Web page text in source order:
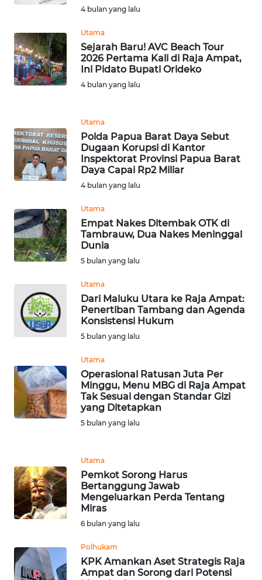
4 bulan yang lalu
Utama
Sejarah Baru! AVC Beach Tour
2026 Pertama Kali di Raja Ampat,
Ini Pidato Bupati Orideko
4 bulan yang lalu
Utama
Polda Papua Barat Daya Sebut
Dugaan Korupsi di Kantor
Inspektorat Provinsi Papua Barat
Daya Capai Rp2 Miliar
4 bulan yang lalu
Utama
Empat Nakes Ditembak OTK di
Tambrauw, Dua Nakes Meninggal
Dunia
5 bulan yang lalu
Utama
Dari Maluku Utara ke Raja Ampat:
Penertiban Tambang dan Agenda
Konsistensi Hukum
5 bulan yang lalu
Utama
Operasional Ratusan Juta Per
Minggu, Menu MBG di Raja Ampat
Tak Sesuai dengan Standar Gizi
yang Ditetapkan
5 bulan yang lalu
Utama
Pemkot Sorong Harus
Bertanggung Jawab
Mengeluarkan Perda Tentang
Miras
6 bulan yang lalu
Polhukam
KPK Amankan Aset Strategis Raja
Ampat dan Sorong dari Potensi
KARAWANG
WN
BEKASI
WN
DEPOK
WN
TAPANULI
WN
SAMOSIR
LAWAS
WN
SUMEDANG
WN
CIANJUR
WN
KEPULAUAN
WN
TANGERANG
WN
BINJAI
WN
CIREBON